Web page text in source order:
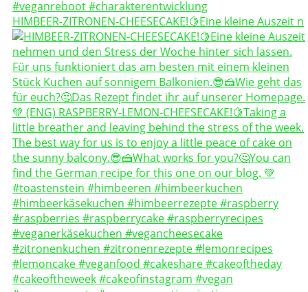
HIMBEER-ZITRONEN-CHEESECAKE!🍋Eine kleine Auszeit n